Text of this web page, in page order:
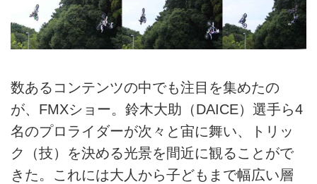
数あるコンテンツの中でも注目を集めたの
が、FMXショー。鈴木大助（DAICE）選手ら4
名のプロライダーが次々と宙に舞い、トリッ
ク（技）を決める光景を間近に観ることがで
きた。これには大人から子どもまで幅広い層